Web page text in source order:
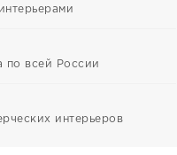
по всей России
интерьеров